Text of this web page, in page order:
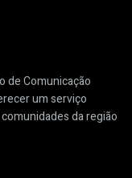
de Comunicação
um serviço
da região